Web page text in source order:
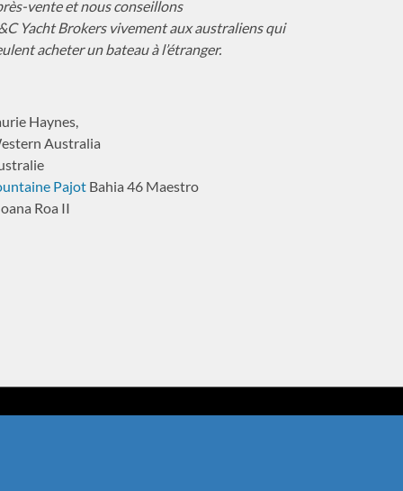
vente et nous conseillons
Yacht Brokers vivement aux australiens qui
acheter un bateau à l’étranger.
Haynes,
Australia
Pajot Bahia 46 Maestro
Roa II
neufs